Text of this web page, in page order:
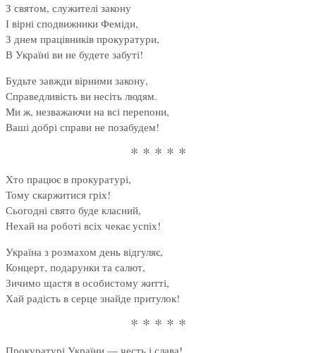
З святом, служителі закону
І вірні сподвижники Феміди,
З днем працівників прокуратури,
В Україні ви не будете забуті!
Будьте завжди вірними закону,
Справедливість ви несіть людям.
Ми ж, незважаючи на всі перепони,
Ваші добрі справи не позабудем!
* * * * *
Хто працює в прокуратурі,
Тому скаржитися гріх!
Сьогодні свято буде класний,
Нехай на роботі всіх чекає успіх!
Україна з розмахом день відгуляє,
Концерт, подарунки та салют,
Зичимо щастя в особистому житті,
Хай радість в серце знайде притулок!
* * * * *